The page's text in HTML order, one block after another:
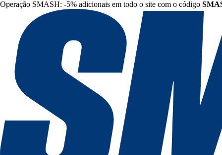
Operação SMASH: -5% adicionais em todo o site com o código